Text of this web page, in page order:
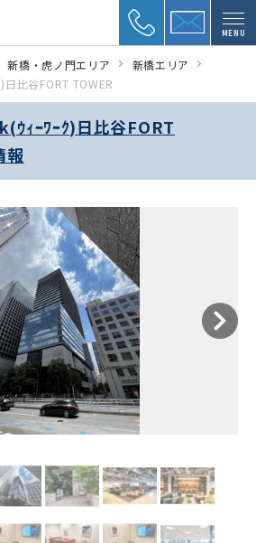
MENU
新橋・虎ノ門エリア
新橋エリア
比谷FORT TOWER
ｳｨｰﾜｰｸ)日比谷FORT
報